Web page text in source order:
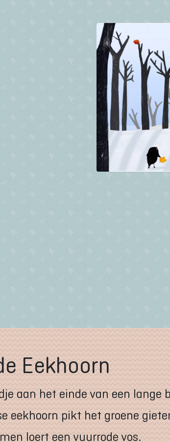
Eekhoorn
aan het einde van een lange
eekhoorn pikt het groene
loert een vuurrode vos.